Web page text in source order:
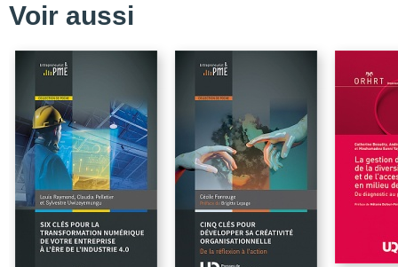
Naissance
Culture Montréal, un
Un homme d’idées /
Conclusion : garder le
Voir aussi